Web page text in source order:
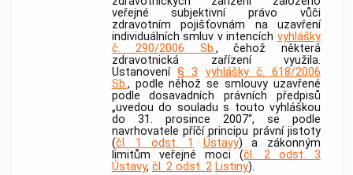
veřejné subjektivní právo vůči
zdravotním pojišťovnám na uzavření
individuálních smluv v intencích vyhlášky
č. 290/2006 Sb., čehož některá
zdravotnická zařízení využila.
Ustanovení § 3
vyhlášky č. 618/2006
Sb., podle něhož se smlouvy uzavřené
podle dosavadních právních předpisů
„uvedou do souladu s touto vyhláškou
do 31. prosince 2007“, se podle
navrhovatele příčí principu právní jistoty
(čl. 1 odst. 1 Ústavy) a zákonným
limitům veřejné moci (čl. 2 odst. 3
Ústavy, čl. 2 odst. 2 Listiny).